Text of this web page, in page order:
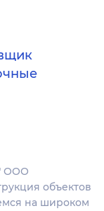
ООО
объектов
на широком